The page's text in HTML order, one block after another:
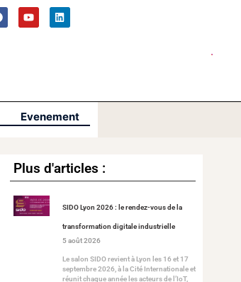
Evenement
Plus d'articles :
SIDO Lyon 2026 : le rendez-vous de la
transformation digitale industrielle
5 août 2026
Le salon SIDO revient à Lyon les 16 et 17
septembre 2026, à la Cité Internationale et
réunit chaque année les acteurs de l’IoT,